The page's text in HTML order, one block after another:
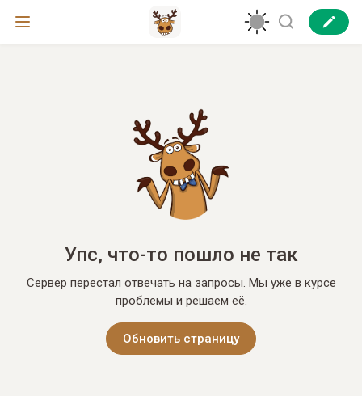
Упс, что-то пошло не так
Сервер перестал отвечать на запросы. Мы уже в курсе
проблемы и решаем её.
Обновить страницу